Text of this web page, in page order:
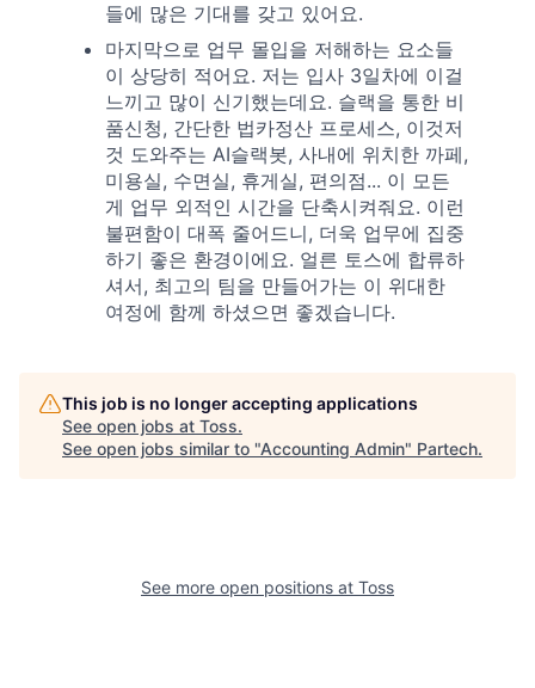
들에 많은 기대를 갖고 있어요.
마지막으로 업무 몰입을 저해하는 요소들
이 상당히 적어요. 저는 입사 3일차에 이걸
느끼고 많이 신기했는데요. 슬랙을 통한 비
품신청, 간단한 법카정산 프로세스, 이것저
것 도와주는 AI슬랙봇, 사내에 위치한 까페,
미용실, 수면실, 휴게실, 편의점... 이 모든
게 업무 외적인 시간을 단축시켜줘요. 이런
불편함이 대폭 줄어드니, 더욱 업무에 집중
하기 좋은 환경이에요. 얼른 토스에 합류하
셔서, 최고의 팀을 만들어가는 이 위대한
여정에 함께 하셨으면 좋겠습니다.
This job is no longer accepting applications
See open jobs at Toss.
See open jobs similar to "Accounting Admin" Partech.
See more open positions at Toss